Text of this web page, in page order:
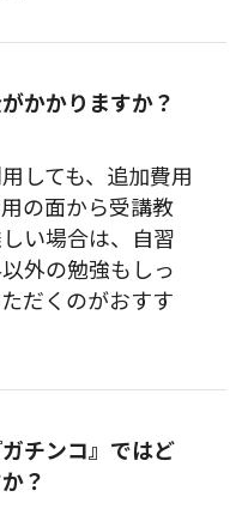
かかりますか？
しても、追加費用
の面から受講教
い場合は、自習
外の勉強もしっ
だくのがおすす
チンコ』ではど
？